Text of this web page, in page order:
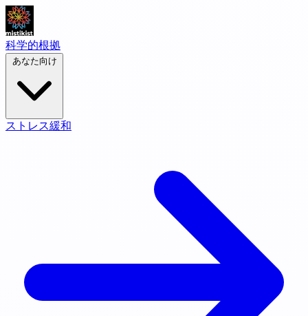
科学的根拠
ストレス緩和